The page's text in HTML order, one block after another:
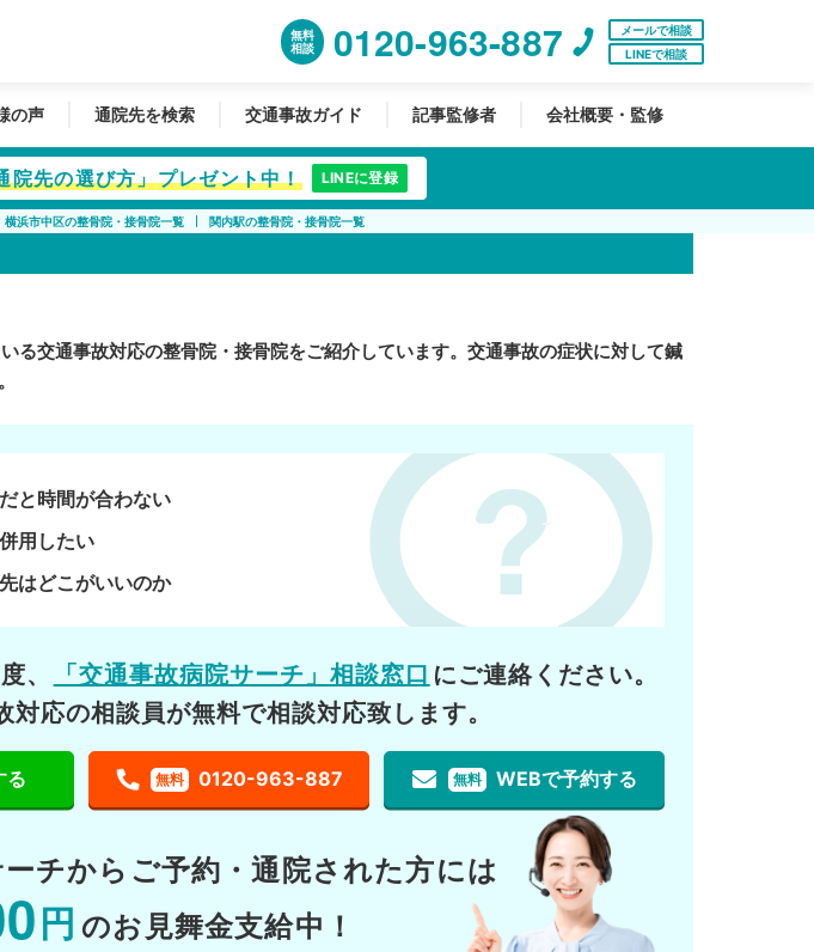
無料
相談
0120-963-887
メールで相談
LINEで相談
の声 通院先を検索 交通事故ガイド 記事監修者 会社概要・監修
院先の選び方」プレゼント中！ LINEに登録
横浜市中区の整骨院・接骨院一覧 関内駅の整骨院・接骨院一覧
る交通事故対応の整骨院・接骨院をご紹介しています。交通事故の症状に対して鍼
と時間が合わない
用したい
はどこがいいのか
、 「交通事故病院サーチ」相談窓口 にご連絡ください。
対応の相談員が無料で相談対応致します。
る 無料 0120-963-887 無料 WEBで予約する
チから ご予約・通院された方には
円 のお見舞金支給中！